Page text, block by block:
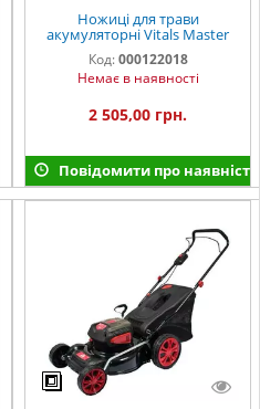
Ножицi для трави
акумуляторнi Vitals Master
AZS 1850p SmartLine
Код: 000122018
Немає в наявності
2 505,00 грн.
Повідомити про наявність